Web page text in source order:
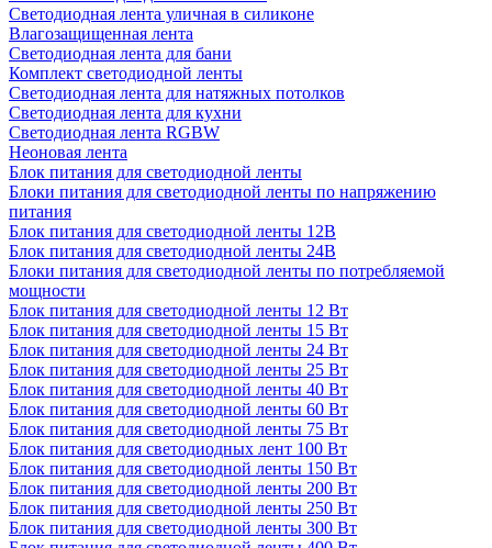
Светодиодная лента уличная в силиконе
Влагозащищенная лента
Светодиодная лента для бани
Комплект светодиодной ленты
Светодиодная лента для натяжных потолков
Светодиодная лента для кухни
Светодиодная лента RGBW
Неоновая лента
Блок питания для светодиодной ленты
Блоки питания для светодиодной ленты по напряжению
питания
Блок питания для светодиодной ленты 12В
Блок питания для светодиодной ленты 24В
Блоки питания для светодиодной ленты по потребляемой
мощности
Блок питания для светодиодной ленты 12 Вт
Блок питания для светодиодной ленты 15 Вт
Блок питания для светодиодной ленты 24 Вт
Блок питания для светодиодной ленты 25 Вт
Блок питания для светодиодной ленты 40 Вт
Блок питания для светодиодной ленты 60 Вт
Блок питания для светодиодной ленты 75 Вт
Блок питания для светодиодных лент 100 Вт
Блок питания для светодиодной ленты 150 Вт
Блок питания для светодиодной ленты 200 Вт
Блок питания для светодиодной ленты 250 Вт
Блок питания для светодиодной ленты 300 Вт